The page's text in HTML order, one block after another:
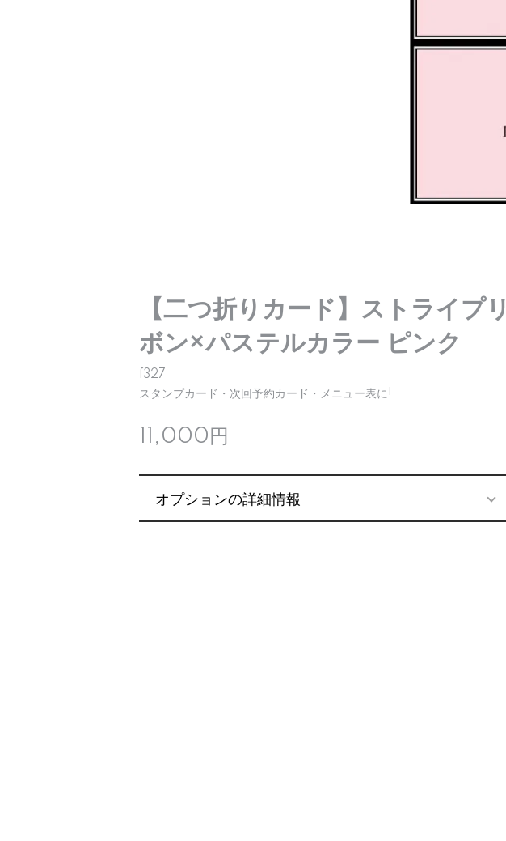
【二つ折りカード】ストライプリ
ボン×パステルカラー ピンク
f327
スタンプカード・次回予約カード・メニュー表に!
11,000円
オプションの詳細情報